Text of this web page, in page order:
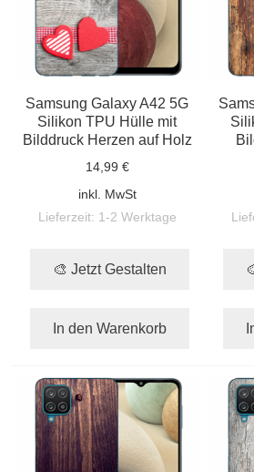
Samsung Galaxy A42 5G
Silikon TPU Hülle mit
Bilddruck Herzen auf Holz
14,99 €
inkl. MwSt
Lieferzeit: 1-2 Werktage
🎨 Jetzt Gestalten
In den Warenkorb